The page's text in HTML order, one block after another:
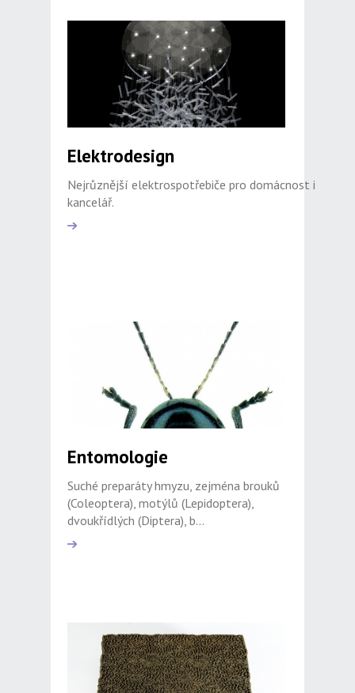
Elektrodesign
Nejrůznější elektrospotřebiče pro domácnost i
kancelář.
Entomologie
Suché preparáty hmyzu, zejména brouků
(Coleoptera), motýlů (Lepidoptera),
dvoukřídlých (Diptera), b...